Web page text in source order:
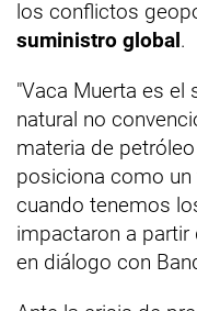
los conflictos
suministro global.
"Vaca Muerta es el
natural no
materia de
posiciona como
cuando tenemos
impactaron a partir
en diálogo con